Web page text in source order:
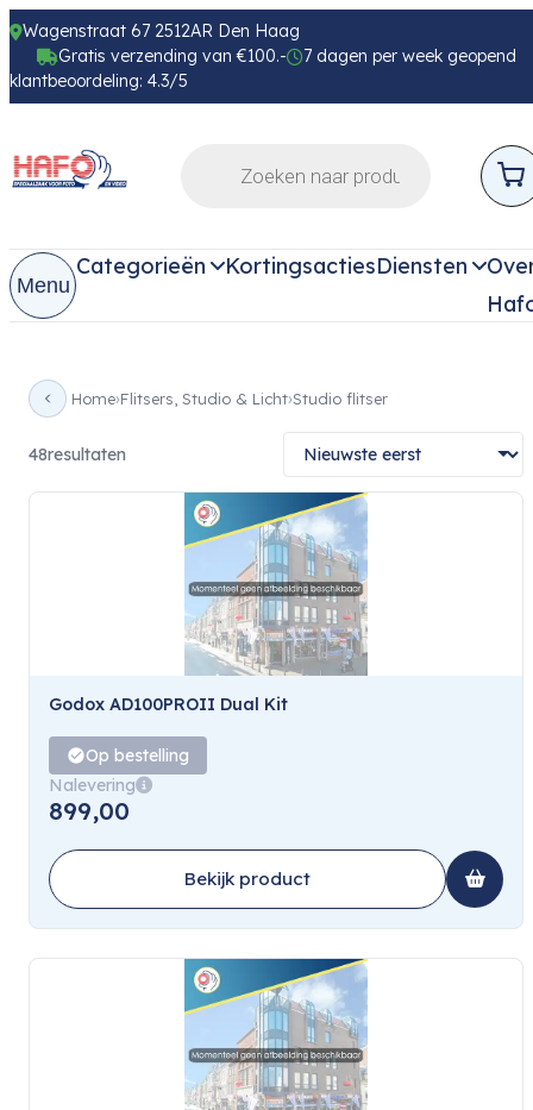
Wagenstraat 67 2512AR Den Haag
Gratis verzending van €100.-
7 dagen per week geopend
klantbeoordeling: 4.3/5
Menu
Categorieën KortingsactiesDiensten
Home Flitsers, Studio & Licht Studio flitser
48resultaten
Godox AD100PROII Dual Kit
Op bestelling
Nalevering
899,00
Bekijk product